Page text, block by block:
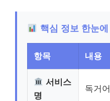
핵심 정보 한눈에
항목 내용
서비스
명
독거